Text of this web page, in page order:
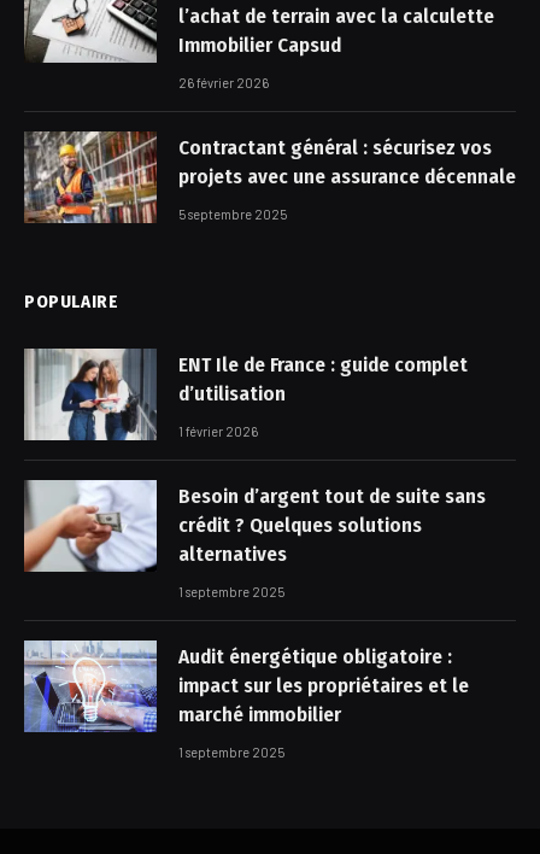
l’achat de terrain avec la calculette
Immobilier Capsud​
26 février 2026
Contractant général : sécurisez vos
projets avec une assurance décennale
5 septembre 2025
POPULAIRE
ENT Ile de France : guide complet
d’utilisation
1 février 2026
Besoin d’argent tout de suite sans
crédit ? Quelques solutions
alternatives
1 septembre 2025
Audit énergétique obligatoire :
impact sur les propriétaires et le
marché immobilier
1 septembre 2025